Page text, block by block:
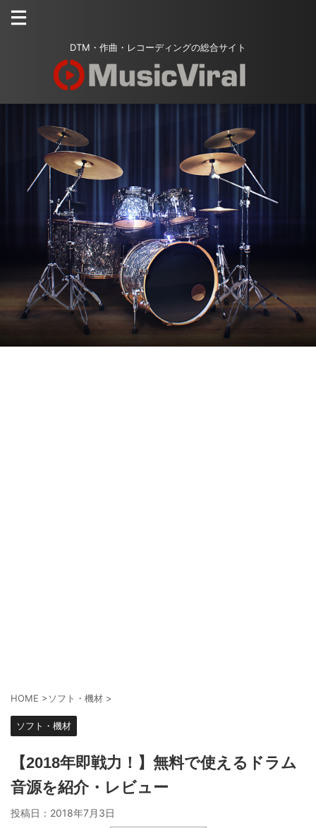
DTM・作曲・レコーディングの総合サイト
HOME >ソフト・機材 >
ソフト・機材
【2018年即戦力！】無料で使えるドラム
音源を紹介・レビュー
投稿日： 2018年7月3日